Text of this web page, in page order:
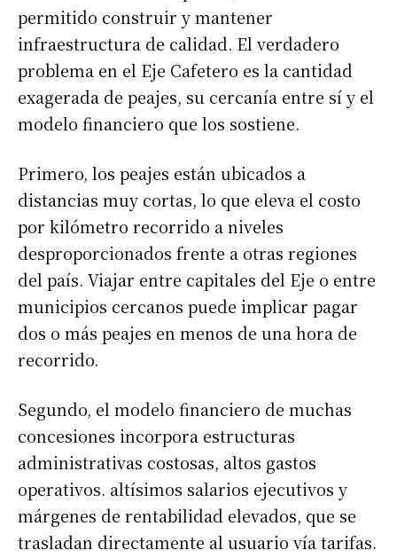
permitido construir y mantener
infraestructura de calidad. El verdadero
problema en el Eje Cafetero es la cantidad
exagerada de peajes, su cercanía entre sí y el
modelo financiero que los sostiene.
Primero, los peajes están ubicados a
distancias muy cortas, lo que eleva el costo
por kilómetro recorrido a niveles
desproporcionados frente a otras regiones
del país. Viajar entre capitales del Eje o entre
municipios cercanos puede implicar pagar
dos o más peajes en menos de una hora de
recorrido.
Segundo, el modelo financiero de muchas
concesiones incorpora estructuras
administrativas costosas, altos gastos
operativos. altísimos salarios ejecutivos y
márgenes de rentabilidad elevados, que se
trasladan directamente al usuario vía tarifas.